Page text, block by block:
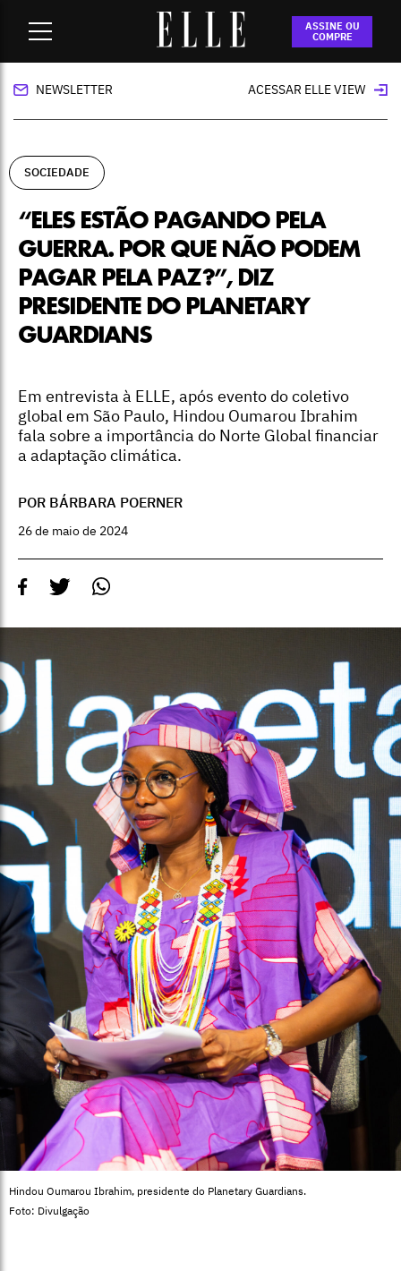
ASSINE OU
COMPRE
“Eles estão pagando pela guerra. Por que
não podem pagar pela paz?”, diz presidente do Planetary
NEWSLETTER ACESSAR ELLE VIEW
SOCIEDADE
“ELES ESTÃO PAGANDO PELA
GUERRA. POR QUE NÃO PODEM
PAGAR PELA PAZ?”, DIZ
PRESIDENTE DO PLANETARY
GUARDIANS
Em entrevista à ELLE, após evento do coletivo
global em São Paulo, Hindou Oumarou Ibrahim
fala sobre a importância do Norte Global financiar
a adaptação climática.
POR BÁRBARA POERNER
26 de maio de 2024
Hindou Oumarou Ibrahim, presidente do Planetary Guardians.
Foto: Divulgação